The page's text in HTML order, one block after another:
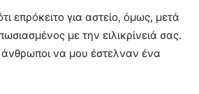
επρόκειτο για αστείο, όμως, μετά
με την ειλικρίνειά σας.
άνθρωποι να μου έστελναν ένα